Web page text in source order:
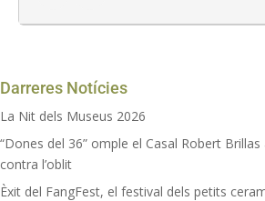
Darreres Notícies
La Nit dels Museus 2026
“Dones del 36” omple el Casal Robert
contra l’oblit
Èxit del FangFest, el festival dels petits